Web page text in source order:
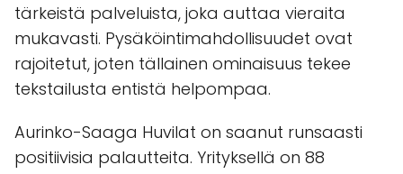
tärkeistä palveluista, joka auttaa vieraita
mukavasti. Pysäköintimahdollisuudet ovat
rajoitetut, joten tällainen ominaisuus tekee
tekstailusta entistä helpompaa.
Aurinko-Saaga Huvilat on saanut runsaasti
positiivisia palautteita. Yrityksellä on 88